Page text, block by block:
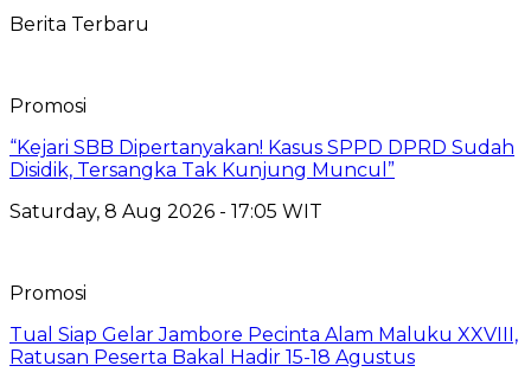
Berita Terbaru
Promosi
“Kejari SBB Dipertanyakan! Kasus SPPD DPRD Sudah
Disidik, Tersangka Tak Kunjung Muncul”
Saturday, 8 Aug 2026 - 17:05 WIT
Promosi
Tual Siap Gelar Jambore Pecinta Alam Maluku XXVIII,
Ratusan Peserta Bakal Hadir 15-18 Agustus